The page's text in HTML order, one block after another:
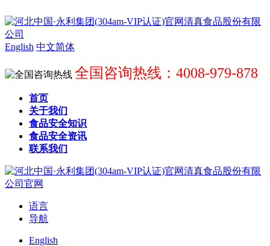
English 中文简体
全国咨询热线：4008-979-878
首页
关于我们
食品安全知识
食品安全资讯
联系我们
语言
导航
English